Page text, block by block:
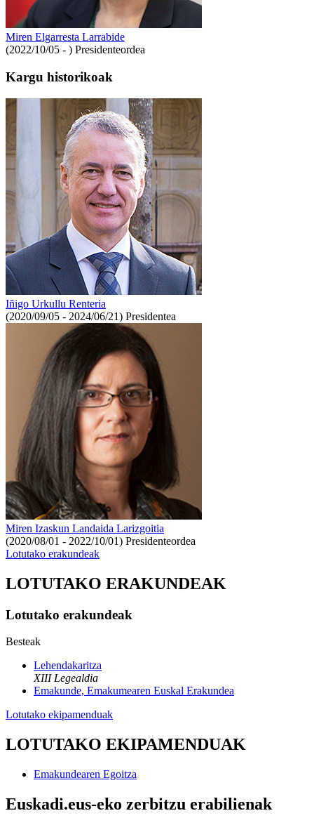
Miren Elgarresta Larrabide
(2022/10/05 - ) Presidenteordea
Kargu historikoak
Iñigo Urkullu Renteria
(2020/09/05 - 2024/06/21) Presidentea
Miren Izaskun Landaida Larizgoitia
(2020/08/01 - 2022/10/01) Presidenteordea
Lotutako erakundeak
LOTUTAKO ERAKUNDEAK
Lotutako erakundeak
Besteak
Lehendakaritza
XIII Legealdia
Emakunde, Emakumearen Euskal Erakundea
Lotutako ekipamenduak
LOTUTAKO EKIPAMENDUAK
Emakundearen Egoitza
Euskadi.eus-eko zerbitzu erabilienak